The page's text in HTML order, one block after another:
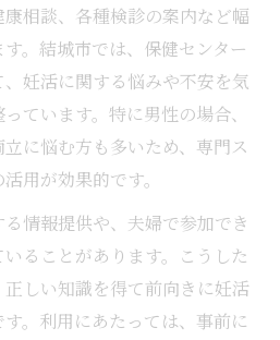
相談、各種検診の案内など幅
。結城市では、保健センター
妊活に関する悩みや不安を気
ています。特に男性の場合、
に悩む方も多いため、専門ス
用が効果的です。
情報提供や、夫婦で参加でき
ることがあります。こうした
しい知識を得て前向きに妊活
。利用にあたっては、事前に